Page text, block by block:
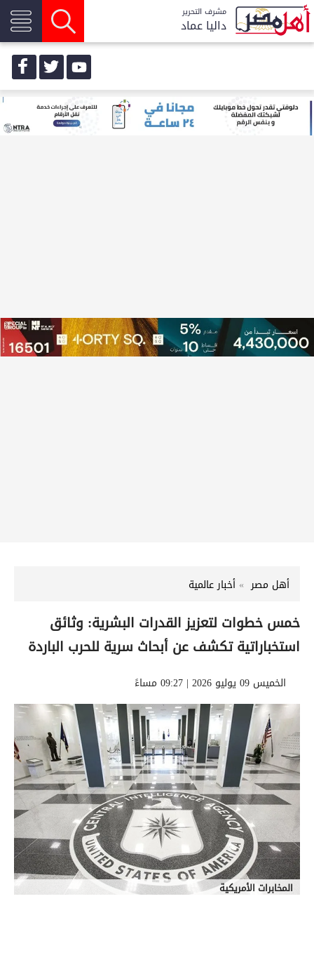
مشرف التحرير
داليا عماد
أهل مصر أخبار عالمية
خمس خطوات لتعزيز القدرات البشرية: وثائق
استخباراتية تكشف عن أبحاث سرية للحرب الباردة
الخميس 09 يوليو 2026 | 09:27 مساءً
المخابرات الأمريكية